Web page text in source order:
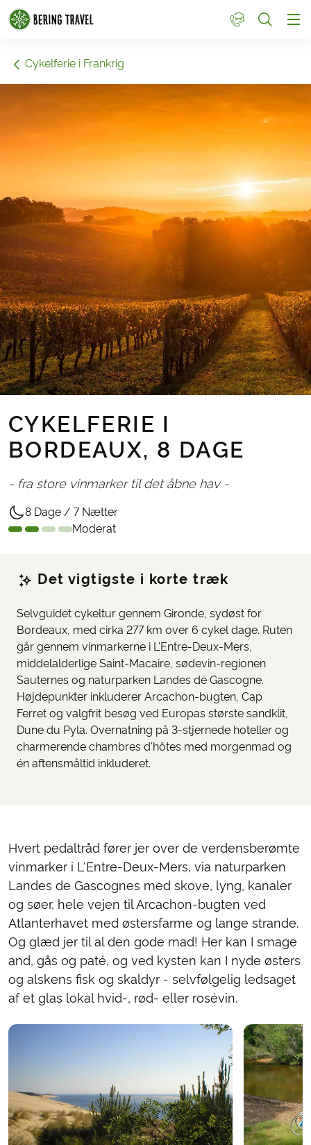
1
Cykelferie i Frankrig
CYKELFERIE I
BORDEAUX, 8 DAGE
- fra store vinmarker til det åbne hav -
8 Dage / 7 Nætter
Moderat
Det vigtigste i korte træk
Selvguidet cykeltur gennem Gironde, sydøst for
Bordeaux, med cirka 277 km over 6 cykel dage. Ruten
går gennem vinmarkerne i L'Entre-Deux-Mers,
middelalderlige Saint-Macaire, sødevin-regionen
Sauternes og naturparken Landes de Gascogne.
Højdepunkter inkluderer Arcachon-bugten, Cap
Ferret og valgfrit besøg ved Europas største sandklit,
Dune du Pyla. Overnatning på 3-stjernede hoteller og
charmerende chambres d'hôtes med morgenmad og
én aftensmåltid inkluderet.
Hvert pedaltråd fører jer over de verdensberømte
vinmarker i L'Entre-Deux-Mers, via naturparken
Landes de Gascognes med skove, lyng, kanaler
og søer, hele vejen til Arcachon-bugten ved
Atlanterhavet med østersfarme og lange strande.
Og glæd jer til al den gode mad! Her kan I smage
and, gås og paté, og ved kysten kan I nyde østers
og alskens fisk og skaldyr - selvfølgelig ledsaget
af et glas lokal hvid-, rød- eller rosévin.